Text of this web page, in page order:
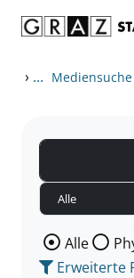
› ... Mediensuche
Wählen Sie
Alle
Erweiterte